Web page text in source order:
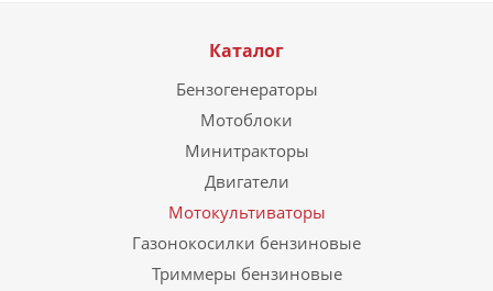
Каталог
Бензогенераторы
Мотоблоки
Минитракторы
Двигатели
Мотокультиваторы
Газонокосилки бензиновые
Триммеры бензиновые